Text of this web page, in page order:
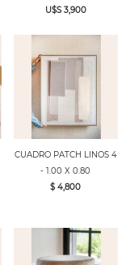
U$S 3,900
CUADRO PATCH LINOS 4
- 1.00 X 0.80
$ 4,800